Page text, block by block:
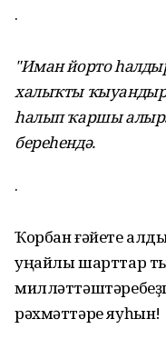
·
"Иман йорто
халыҡты
һалып ҡаршы
береһендә.
·
Ҡорбан ғәйете
уңайлы шарттар
рәхмәттәре яуһын!